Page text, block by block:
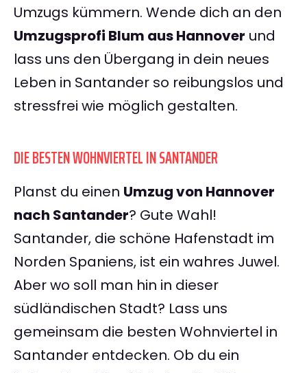
Umzugs kümmern. Wende dich an den
Umzugsprofi Blum aus Hannover und
lass uns den Übergang in dein neues
Leben in Santander so reibungslos und
stressfrei wie möglich gestalten.
DIE BESTEN WOHNVIERTEL IN SANTANDER
Planst du einen Umzug von Hannover
nach Santander? Gute Wahl!
Santander, die schöne Hafenstadt im
Norden Spaniens, ist ein wahres Juwel.
Aber wo soll man hin in dieser
südländischen Stadt? Lass uns
gemeinsam die besten Wohnviertel in
Santander entdecken. Ob du ein